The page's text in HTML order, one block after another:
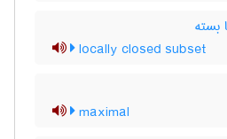
بسته
locally closed subset
maximal